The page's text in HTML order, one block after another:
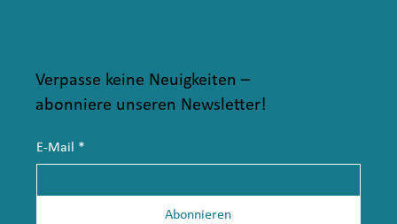
Verpasse keine Neuigkeiten –
abonniere unseren Newsletter!
E-Mail *
Abonnieren